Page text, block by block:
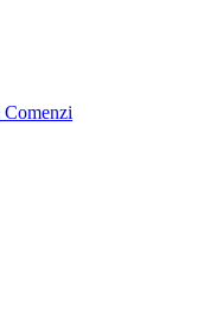
Comenzi